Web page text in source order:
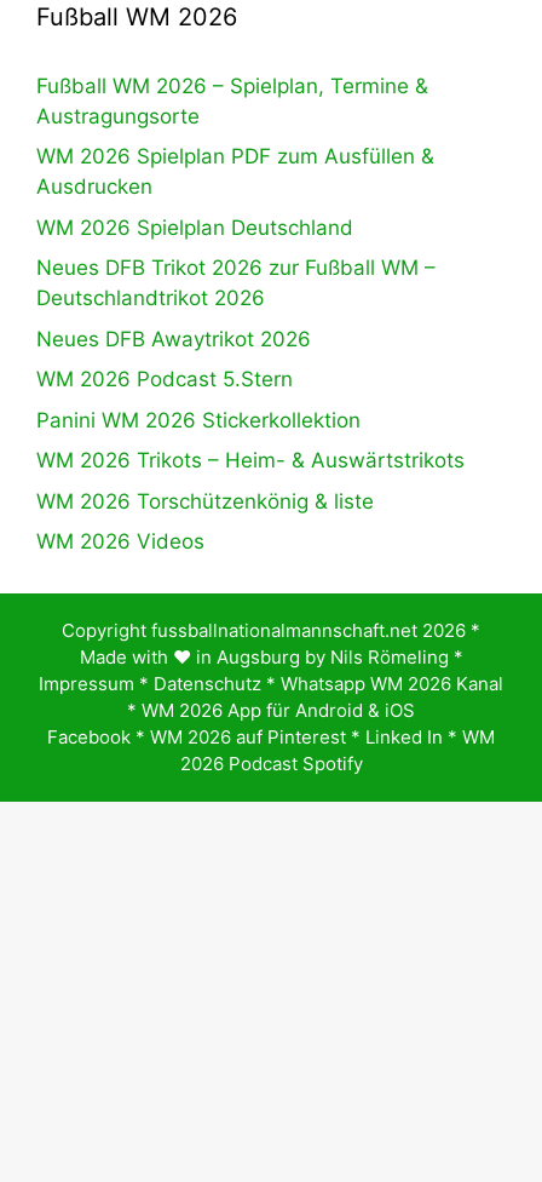
Fußball WM 2026
Fußball WM 2026 – Spielplan, Termine &
Austragungsorte
WM 2026 Spielplan PDF zum Ausfüllen &
Ausdrucken
WM 2026 Spielplan Deutschland
Neues DFB Trikot 2026 zur Fußball WM –
Deutschlandtrikot 2026
Neues DFB Awaytrikot 2026
WM 2026 Podcast 5.Stern
Panini WM 2026 Stickerkollektion
WM 2026 Trikots – Heim- & Auswärtstrikots
WM 2026 Torschützenkönig & liste
WM 2026 Videos
Copyright fussballnationalmannschaft.net 2026 *
Made with ♥️ in Augsburg by Nils Römeling *
Impressum * Datenschutz * Whatsapp WM 2026 Kanal
* WM 2026 App für Android & iOS
Facebook * WM 2026 auf Pinterest * Linked In * WM
2026 Podcast Spotify